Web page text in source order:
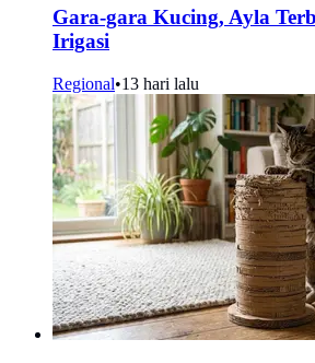
Gara-gara Kucing, Ayla
Irigasi
Regional•13 hari lalu